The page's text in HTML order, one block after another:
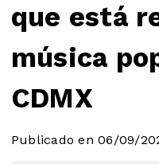
que está
música
CDMX
Publicado en 06/09/